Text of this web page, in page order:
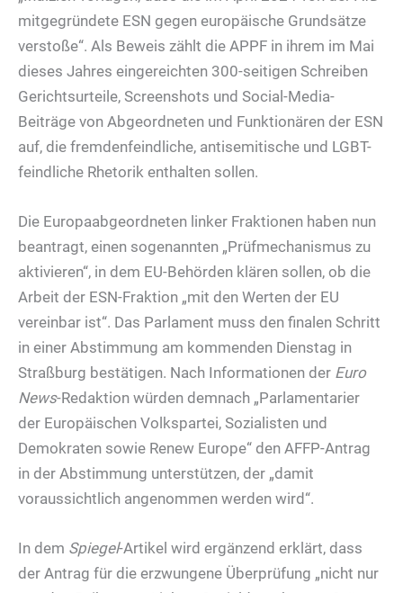
mitgegründete ESN gegen europäische Grundsätze
verstoße“. Als Beweis zählt die APPF in ihrem im Mai
dieses Jahres eingereichten 300-seitigen Schreiben
Gerichtsurteile, Screenshots und Social-Media-
Beiträge von Abgeordneten und Funktionären der ESN
auf, die fremdenfeindliche, antisemitische und LGBT-
feindliche Rhetorik enthalten sollen.
Die Europaabgeordneten linker Fraktionen haben nun
beantragt, einen sogenannten „Prüfmechanismus zu
aktivieren“, in dem EU-Behörden klären sollen, ob die
Arbeit der ESN-Fraktion „mit den Werten der EU
vereinbar ist“. Das Parlament muss den finalen Schritt
in einer Abstimmung am kommenden Dienstag in
Straßburg bestätigen. Nach Informationen der Euro
News-Redaktion würden demnach „Parlamentarier
der Europäischen Volkspartei, Sozialisten und
Demokraten sowie Renew Europe“ den AFFP-Antrag
in der Abstimmung unterstützen, der „damit
voraussichtlich angenommen werden wird“.
In dem Spiegel-Artikel wird ergänzend erklärt, dass
der Antrag für die erzwungene Überprüfung „nicht nur